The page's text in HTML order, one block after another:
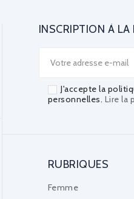
INSCRIPTION À LA
J'accepte la
personnelles. Lire la
RUBRIQUES
Femme